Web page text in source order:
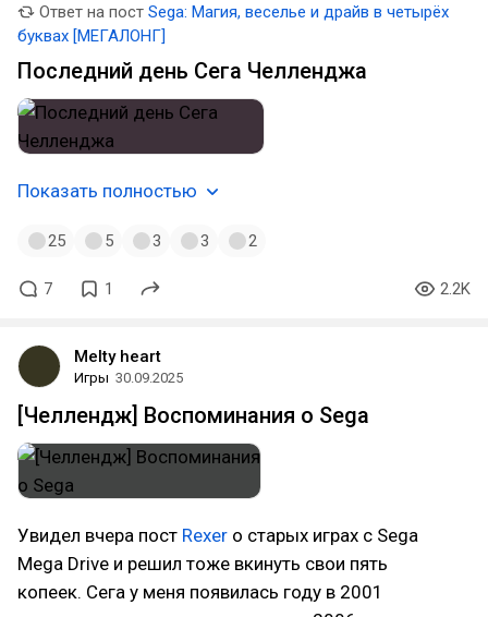
Ответ на пост Sega: Магия, веселье и драйв в четырёх
буквах [МЕГАЛОНГ]
Последний день Сега Челленджа
Показать полностью
25 5 3 3 2
7 1 2.2K
Melty heart
Игры 30.09.2025
[Челлендж] Воспоминания о Sega
Увидел вчера пост Rexer о старых играх с Sega
Mega Drive и решил тоже вкинуть свои пять
копеек. Сега у меня появилась году в 2001